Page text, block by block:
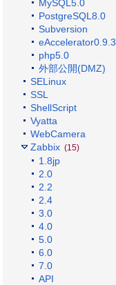
MySQL5.0
PostgreSQL8.0
Subversion
eAccelerator0.9.3
php5.0
外部公開(DMZ)
SELinux
SSL
ShellScript
Vyatta
WebCamera
Zabbix (15)
1.8jp
2.0
2.2
2.4
3.0
4.0
5.0
6.0
7.0
API